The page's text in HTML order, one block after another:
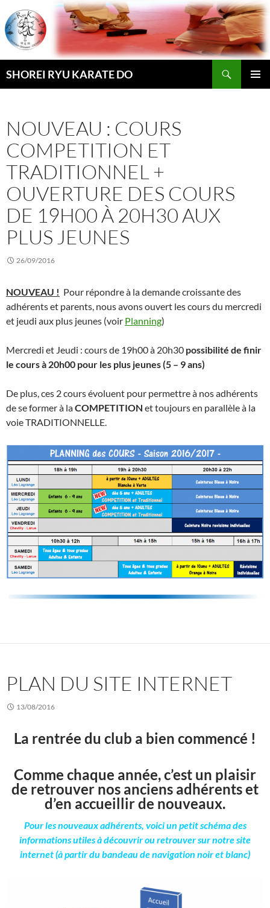
au
contenu
SHOREI RYU KARATE DO
NOUVEAU : COURS
COMPETITION ET
TRADITIONNEL +
OUVERTURE DES COURS
DE 19H00 À 20H30 AUX
PLUS JEUNES
26/09/2016
NOUVEAU ! Pour répondre à la demande croissante des
adhérents et parents, nous avons ouvert les cours du mercredi
et jeudi aux plus jeunes (voir Planning)
Mercredi et Jeudi : cours de 19h00 à 20h30 possibilité de finir
le cours à 20h00 pour les plus jeunes (5 – 9 ans)
De plus, ces 2 cours évoluent pour permettre à nos adhérents
de se former à laCOMPETITION et toujours en parallèle à la
voie TRADITIONNELLE.
PLAN DU SITE INTERNET
13/08/2016
La rentrée du club a bien commencé !
Comme chaque année, c’est un plaisir
de retrouver nos anciens adhérents et
d’en accueillir de nouveaux.
Pour les nouveaux adhérents, voici un petit schéma des
informations utiles à découvrir ou retrouver sur notre site
internet (à partir du bandeau de navigation noir et blanc)